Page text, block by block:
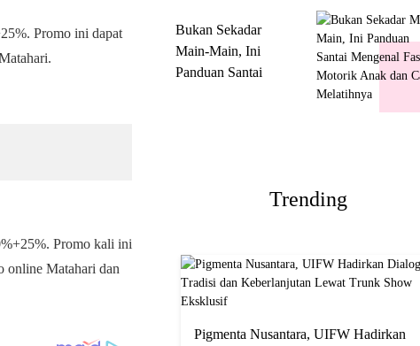
Promo ini dapat
Promo kali ini
online Matahari dan
Bukan Sekadar
Main-Main, Ini
Panduan Santai
Trending
Pigmenta Nusantara, UIFW Hadirkan